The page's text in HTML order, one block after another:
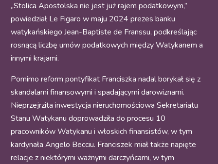
„Stolica Apostolska nie jest już rajem podatkowym,”
powiedział Le Figaro w maju 2024 prezes banku
watykańskiego Jean-Baptiste de Franssu, podkreślając
rosnącą liczbę umów podatkowych między Watykanem a
innymi krajami.
Pomimo reform pontyfikat Franciszka nadal borykał się z
skandalami finansowymi i spadającymi darowiznami.
Nieprzejrzita inwestycja nieruchomościowa Sekretariatu
Stanu Watykanu doprowadziła do procesu 10
pracowników Watykanu i włoskich finansistów, w tym
kardynała Angelo Becciu. Franciszek miał także napięte
relacje z niektórymi ważnymi darczyńcami, w tym